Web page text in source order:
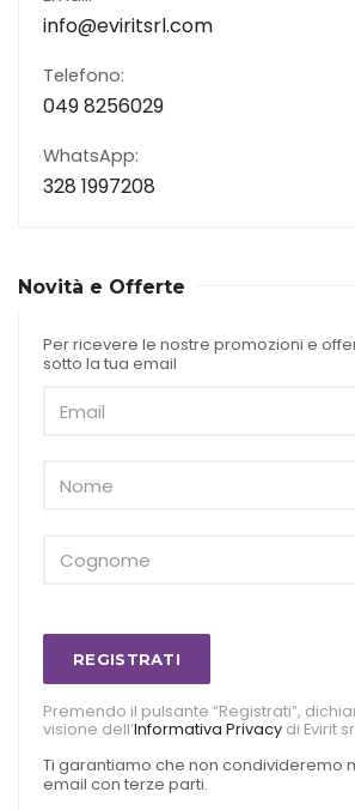
info@eviritsrl.com
Telefono:
049 8256029
WhatsApp:
328 1997208
Novità e Offerte
Per ricevere le nostre promozioni e
sotto la tua email
REGISTRATI
Premendo il pulsante “Registrati”,
visione dell’Informativa Privacy di Evirit
Ti garantiamo che non condivideremo
email con terze parti.